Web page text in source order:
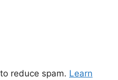
reduce spam. Learn